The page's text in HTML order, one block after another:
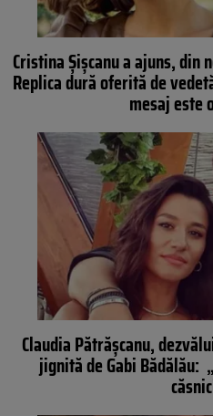
Cristina Șișcanu a ajuns,
Replica dură oferită de
mesaj este
Claudia Pătrășcanu,
jignită de Gabi Bădălău: